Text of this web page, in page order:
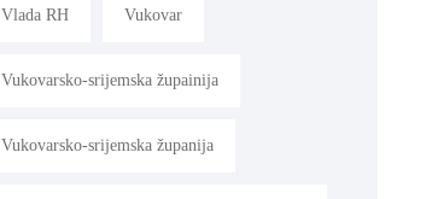
Vlada RH Vukovar
Vukovarsko-srijemska župainija
Vukovarsko-srijemska županija